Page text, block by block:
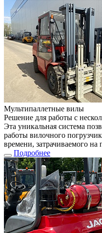
Мультипаллетные вилы
Решение для работы с
Эта уникальная система
работы вилочного
времени, затрачиваемого на
Подробнее